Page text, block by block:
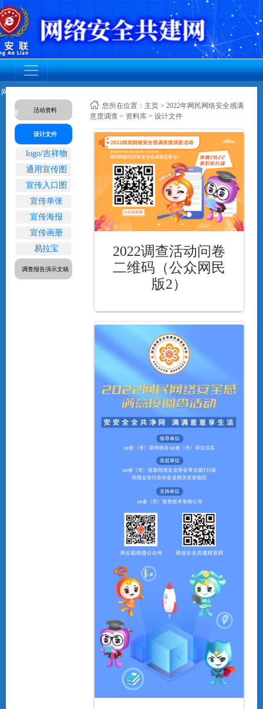
网安联党
建 活动资料
设计文件
logo/吉祥物
通用宣传图
宣传入口图
宣传单张
宣传海报
宣传画册
易拉宝
调查报告演示文稿
您所在位置： 主页 >2022年网民网络安全感满
意度调查 > 资料库 > 设计文件
2022调查活动问卷
二维码（公众网民
版2）